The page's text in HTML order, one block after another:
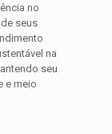
no
seus
na
seu
e meio